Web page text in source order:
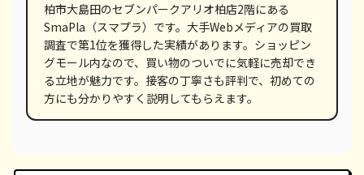
柏市大島田のセブンパークアリオ柏店2階にある
SmaPla（スマプラ）です。大手Webメディアの買取
調査で第1位を獲得した実績があります。ショッピン
グモール内なので、買い物のついでに気軽に売却でき
る立地が魅力です。接客の丁寧さも評判で、初めての
方にも分かりやすく説明してもらえます。